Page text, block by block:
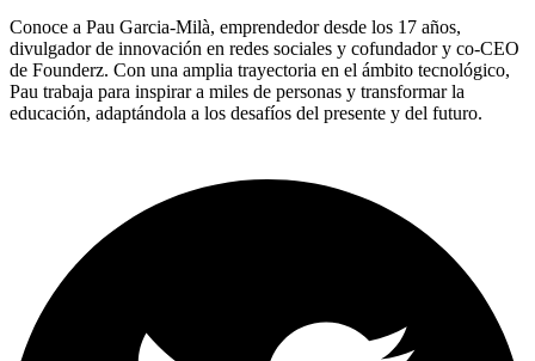
Conoce a Pau Garcia-Milà, emprendedor desde los 17 años,
divulgador de innovación en redes sociales y cofundador y co-CEO
de Founderz. Con una amplia trayectoria en el ámbito tecnológico,
Pau trabaja para inspirar a miles de personas y transformar la
educación, adaptándola a los desafíos del presente y del futuro.